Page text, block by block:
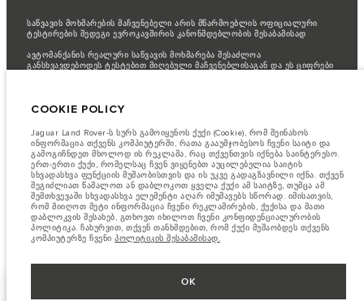
საწვავის მოხმარების მაჩვენებელი არის მწარმოებლის ოფიციალური
ტესტირების შედეგი ევროკავშირის კანონმდებლობის შესაბამისად
ავტომანქანის რეალური საწვავის მოხმარება შესაძლოა
განსხვავდებოდეს ტესტებით მიღებული მაჩვენებლისაგან და ეს ციფრები
შესახებ.ნახევარგამტარების გლობალური დეფიციტი ამჟამად გავლენას
ხელმისაწვდომობასა და აწყობის ვადებზე. ეს არის ძალიან დინამიური
სიტუაცია და, შედეგად, ვებსაიტში გამოყენებული გამოსახულება
შეიძლება სრულად არ ასახავდეს ფუნქციების, ოფციების, გაფორმებისა
და ფერის სქემების მიმდინარე სპეციფიკაციებს. გთხოვთ, მიმართოთ
თქვენს დილერს, რომელიც შეძლებს დაადასტუროს თქვენთან არსებული
შეზღუდვები, რომ იყოთ წინასწარ ინფორმირებული
წინამდბარე ვებ გვერდის ინფორმაცია, მახასიათებლები, ფასები და
ფერები შესაძლოა იცვლებოდესბაზრის მიხედვით და ცვლილება
ხორციელდება შეტყობინების გარეშე. გთხოვთ მიმართეთ თქვენს
ადგილობრივ დილერს ხელმისაწვდომობისა და ფასების შესახებ
COOKIE POLICY
Jaguar Land Rover-ს სურს გამოიყენოს ქუქი (Cookie), რომ შეინახოს
ინფორმაცია თქვენს კომპიუტერში, რათა გააუმჯობესოს ჩვენი საიტი და
გამოგიჩნდეთ მხოლოდ ის რეკლამა, რაც თქვენთვის იქნება საინტერესო.
ერთ-ერთი ქუქი, რომელსაც ჩვენ ვიყენებთ აუცილებელია საიტის
სხვადასხვა ფუნქციის მუშაობისთვის და ის უკვე გადაგზავნილი იქნა. თქვენ
შეგიძლიათ წაშალოთ ან დაბლოკოთ ყველა ქუქი ამ საიტზე, თუმცა ამ
შემთხვევაში სხვადასხვა ელემენტი აღარ იმუშავებს სწორად. იმისათვის,
რომ მიიღოთ მეტი ინფორმაცია ჩვენი რეკლამირების, ქუქისა და მათი
დაბლოკვის შესახებ, გთხოვთ იხილოთ ჩვენი კონფიდენციალურობის
პოლიტიკა. ჩახურვით, თქვენ თანხმდებით, რომ ქუქი მუშაობდეს თქვენს
კომპიუტერზე ჩვენი პოლიტიკის შესაბამისად.
OK
ᲛᲔᲢᲘᲡ ᲩᲕᲔᲜᲔᲑᲐ